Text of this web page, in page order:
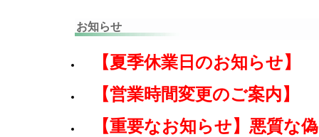
お知らせ
【夏季休業日のお知らせ】
【営業時間変更のご案内】
【重要なお知らせ】悪質な